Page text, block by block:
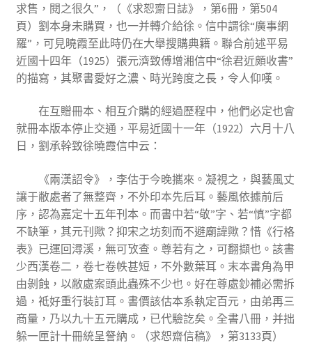
求售，閱之很久”，（《求恕齋日誌》，第6冊，第504
頁）劉本身未購買，也一并轉介給徐。信中謂徐“廣事網
羅”，可見曉霞至此時仍在大舉搜購典籍。聯合前述平易
近國十四年（1925）張元濟致傅增湘信中“徐君近頗收書”
的描寫，其聚書愛好之濃、時光跨度之長，令人仰嘆。
在互贈冊本、相互介購的經過歷程中，他們必定也會
就冊本版本停止交通，平易近國十一年（1922）六月十八
日，劉承幹致徐曉霞信中云：
《兩漢詔令》，李估于今晚攜來。凝視之，與藝風丈
讓于敝處者了無整齊，不外印本先后耳。藝風依據前后
序，認為嘉定十五年刊本。而書中若“敬”字、若“慎”字都
不缺筆，其元刊歟？抑宋之坊刻而不避廟諱歟？惜《行格
表》已運回潯溪，無可攷查。尊若有之，可翻擷也。該書
少西漢卷二，卷七卷帙甚短，不外數葉耳。末本書角為甲
由剝蝕，以敝處案頭此蟲殊不少也。好在尊處鈔補必需拆
過，祗好重行裝訂耳。書價該估本系執定百元，由弟再三
商量，乃以九十五元購成，已代驗訖矣。全書八冊，并拙
躲一匣計十冊統呈詧納。（求恕齋信稿》，第3133頁）